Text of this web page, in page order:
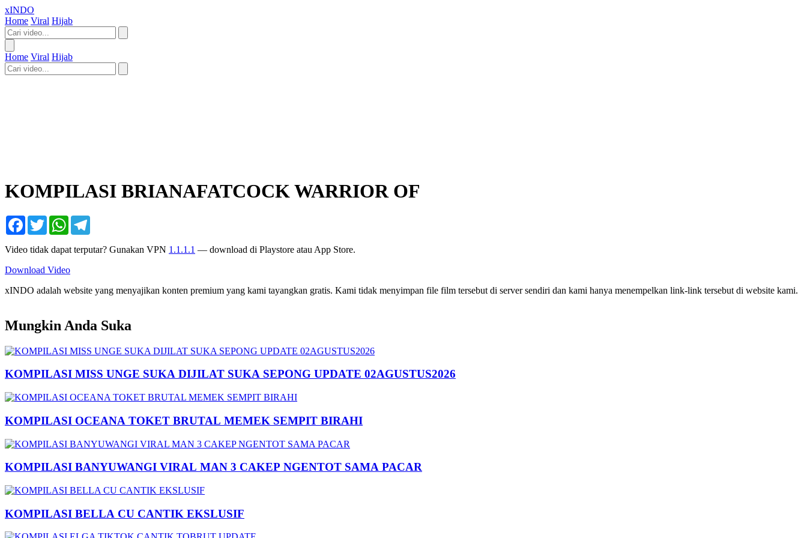
xINDO
Home Viral Hijab
Home Viral Hijab
KOMPILASI BRIANAFATCOCK WARRIOR OF
Facebook
TwitterWhatsApp
Video tidak dapat terputar? Gunakan VPN 1.1.1.1 — download di Playstore atau App Store.
Download Video
xINDO adalah website yang menyajikan konten premium yang kami tayangkan gratis. Kami tidak menyimpan file film tersebut di server sendiri dan kami hanya menempelkan link-link tersebut di website kami.
Mungkin Anda Suka
KOMPILASI MISS UNGE SUKA DIJILAT SUKA SEPONG UPDATE 02AGUSTUS2026
KOMPILASI OCEANA TOKET BRUTAL MEMEK SEMPIT BIRAHI
KOMPILASI BANYUWANGI VIRAL MAN 3 CAKEP NGENTOT SAMA PACAR
KOMPILASI BELLA CU CANTIK EKSLUSIF